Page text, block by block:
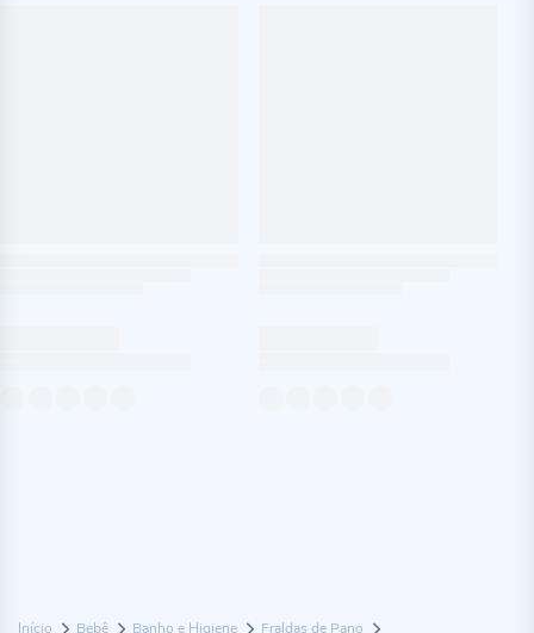
Início Bebê Banho e Higiene Fraldas de Pano